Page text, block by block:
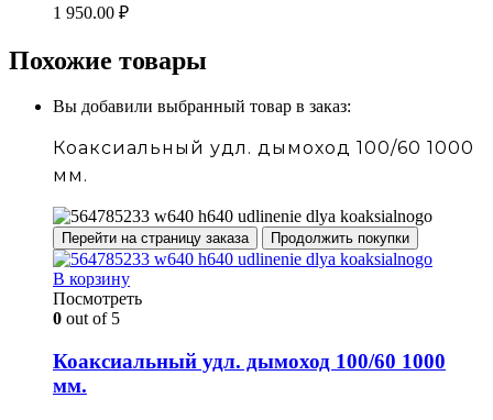
1 950.00 ₽
Похожие товары
Вы добавили выбранный товар в заказ:
Коаксиальный удл. дымоход 100/60 1000
мм.
Перейти на страницу заказа Продолжить покупки
В корзину
Посмотреть
0 out of 5
Коаксиальный удл. дымоход 100/60 1000
мм.